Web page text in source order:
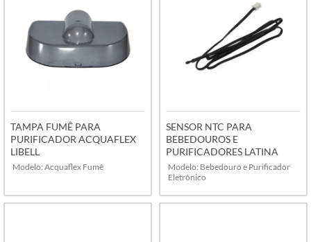
TAMPA FUMÊ PARA
PURIFICADOR ACQUAFLEX
LIBELL
Modelo: Acquaflex Fumê
SENSOR NTC PARA
BEBEDOUROS E
PURIFICADORES LATINA
Modelo: Bebedouro e Purificador
Eletrônico